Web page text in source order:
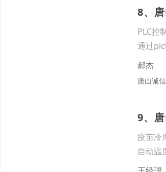
8、
PLC控
通过
郝杰
唐山诚
9、
疫苗冷
自动温
确保